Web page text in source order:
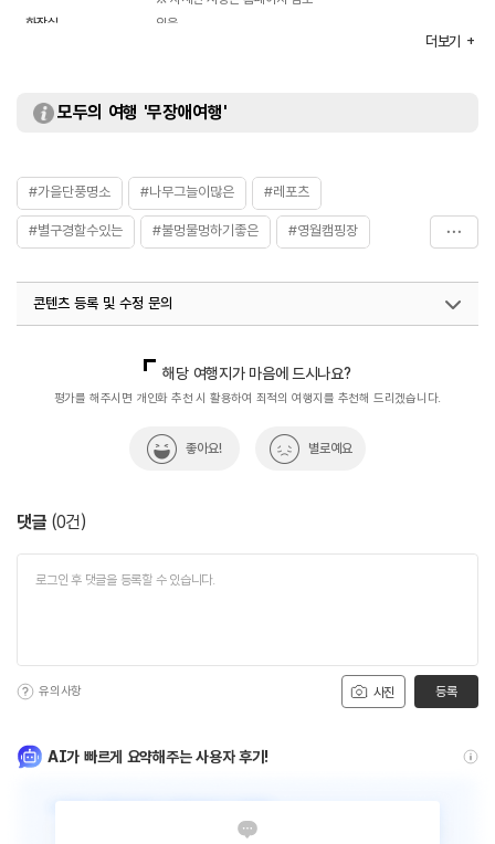
화장실
있음
더보기
모두의 여행 '무장애여행'
#가을단풍명소 #나무그늘이많은 #레포츠
#별구경할수있는 #불멍물멍하기좋은 #영월캠핑장
콘텐츠 등록 및 수정 문의
해당 여행지가 마음에 드시나요?
평가를 해주시면 개인화 추천 시 활용하여 최적의 여행지를 추천해 드리겠습니다.
좋아요! 별로예요
댓글 (0건)
사진
유의사항 등록
AI가 빠르게 요약해주는 사용자 후기!